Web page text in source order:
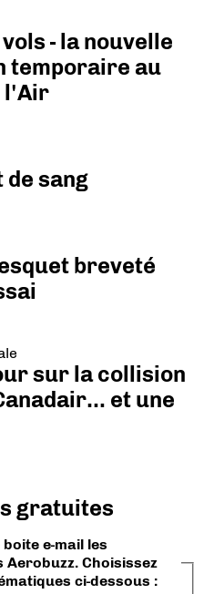
- la nouvelle
temporaire au
l'Air
de sang
breveté
sur la collision
et une
gratuites
e-mail les
Choisissez
ci-dessous :